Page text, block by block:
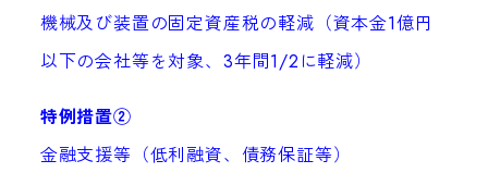
機械及び装置の固定資産税の軽減（資本金1億円
以下の会社等を対象、3年間1/2に軽減）
特例措置②
金融支援等（低利融資、債務保証等）